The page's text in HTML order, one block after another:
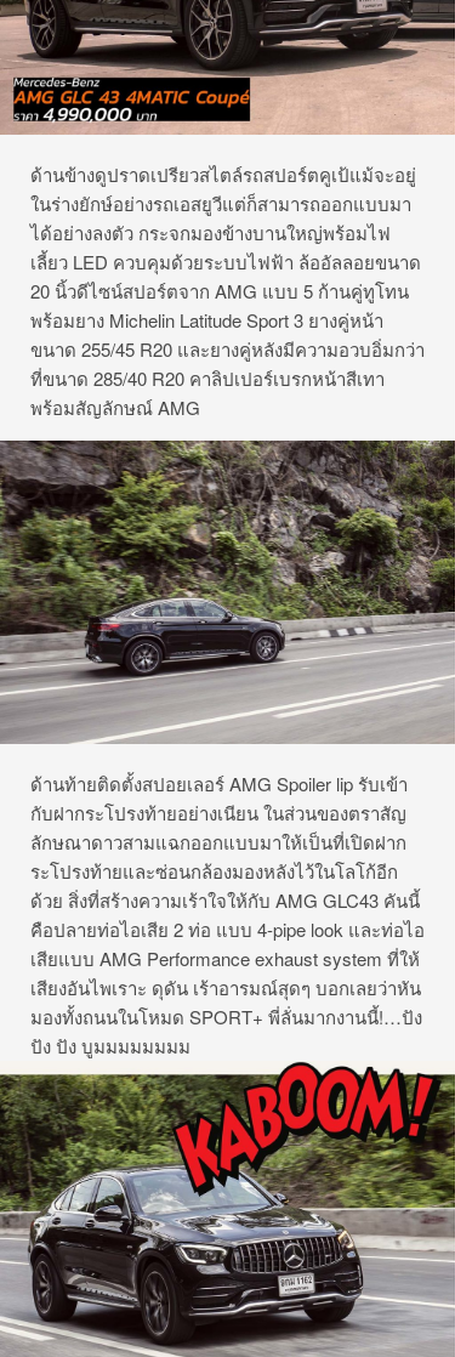
ด้านข้างดูปราดเปรียวสไตล์รถสปอร์ตคูเป้แม้จะอยู่
ในร่างยักษ์อย่างรถเอสยูวีแต่ก็สามารถออกแบบมา
ได้อย่างลงตัว กระจกมองข้างบานใหญ่พร้อมไฟ
เลี้ยว LED ควบคุมด้วยระบบไฟฟ้า ล้ออัลลอยขนาด
20 นิ้วดีไซน์สปอร์ตจาก AMG แบบ 5 ก้านคู่ทูโทน
พร้อมยาง Michelin Latitude Sport 3 ยางคู่หน้า
ขนาด 255/45 R20 และยางคู่หลังมีความอวบอิ่มกว่า
ที่ขนาด 285/40 R20 คาลิปเปอร์เบรกหน้าสีเทา
พร้อมสัญลักษณ์ AMG
ด้านท้ายติดตั้งสปอยเลอร์ AMG Spoiler lip รับเข้า
กับฝากระโปรงท้ายอย่างเนียน ในส่วนของตราสัญ
ลักษณาดาวสามแฉกออกแบบมาให้เป็นที่เปิดฝาก
ระโปรงท้ายและซ่อนกล้องมองหลังไว้ในโลโก้อีก
ด้วย สิ่งที่สร้างความเร้าใจให้กับ AMG GLC43 คันนี้
คือปลายท่อไอเสีย 2 ท่อ แบบ 4-pipe look และท่อไอ
เสียแบบ AMG Performance exhaust system ที่ให้
เสียงอันไพเราะ ดุดัน เร้าอารมณ์สุดๆ บอกเลยว่าหัน
มองทั้งถนนในโหมด SPORT+ พี่ลั่นมากงานนี้!…ปัง
ปัง ปัง บูมมมมมมมม